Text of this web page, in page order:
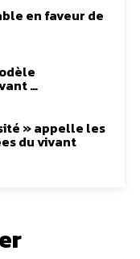
en faveur de
…
» appelle les
du vivant